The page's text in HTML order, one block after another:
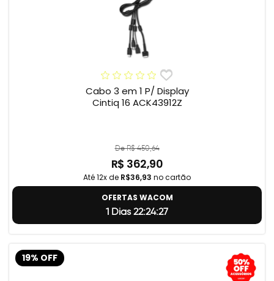
Cabo 3 em 1 P/ Display
Cintiq 16 ACK43912Z
De R$ 450,64
R$ 362,90
Até 12x de R$36,93 no cartão
OFERTAS WACOM
1 Dias 22:24:26
19% OFF